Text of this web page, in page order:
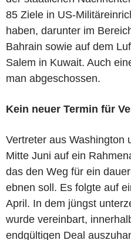
85 Ziele in US-
haben, darunter im
Bahrain sowie auf dem
Salem in Kuwait. Auch
man abgeschossen.
Kein neuer Termin für
Vertreter aus Washington
Mitte Juni auf ein
das den Weg für ein
ebnen soll. Es folgte auf
April. In dem jüngst
wurde vereinbart,
endgültigen Deal